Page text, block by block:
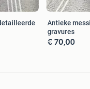
Antieke
gravures
€ 70,00